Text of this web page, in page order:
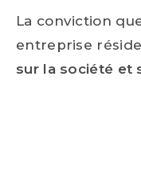
La conviction
entreprise
sur la société et